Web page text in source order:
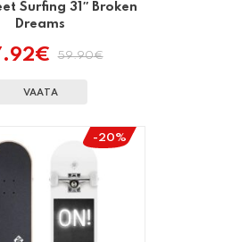
Surfing 31″ Broken
Dreams
59.90€
Algne
oli:
€
Praegune
on:
VAATA
-20%